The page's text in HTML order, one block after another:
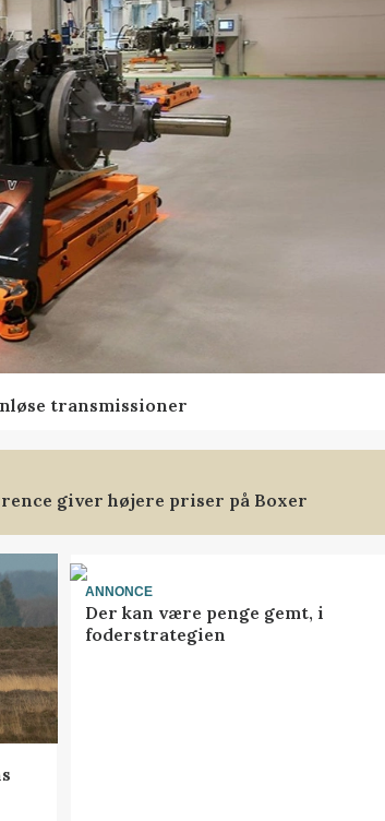
transmissioner
giver højere priser på Boxer
ANNONCE
Der kan være penge gemt, i
foderstrategien